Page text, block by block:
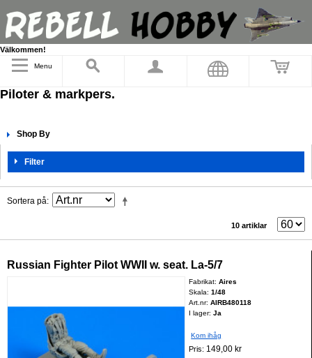
Välkommen!
Menu
Piloter & markpers.
Shop By
Filter
Sortera på
10 artiklar
Russian Fighter Pilot WWII w. seat. La-5/7
Fabrikat:Aires
Skala:1/48
Art.nr:AIRB480118
I lager: Ja
Kom ihåg
Pris: 149,00 kr